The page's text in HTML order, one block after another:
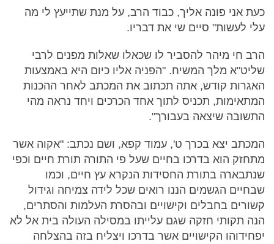
כעת אני פונה אליך, כבוד הרב, על מנת שתייעץ לי מה
עלי לעשות" סיים שי את דבריו.
הרב חי מיהר להסביר לו שכאלו שאלות מפנים לרבי
שליט"א מלך המשיח. "הפניה אליו כיום היא באמצעות
האגרות קודש, אתה תכתוב את המכתב לאחר ההכנות
המתאימות, תכניס לתוך אחד הכרכים ויחד נראה מהי
התשובה שיצאה בעבורך".
המכתב יצא בכרך ט', עמוד קפא, ושם נכתב: "אקוה אשר
מתחזק הוא בדרכו בחיים שעל פי התורה תורת חיים וכפי
שנתבארה בתורת החסידות הנקרא עץ חיים, וכמו
שבחיים הגשמים הננו רואים שכל לידה צמיחה וגידול
קשורים בחבלים וקישויים ובהסרת העלמות והסתרים,
הנה תקותי חזקה שגם עלייתו במסילה העולה בית אל לא
יפחידוהו הקישויים אשר בדרכו ויצליח בזה בהצלחה